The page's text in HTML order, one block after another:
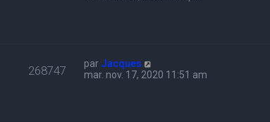
268747 par Jacques
mar. nov. 17, 2020 11:51 am